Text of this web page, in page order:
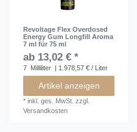
Revoltage Flex Overdosed
Energy Gum Longfill Aroma
7 ml für 75 ml
ab 13,02 € *
7 Milliliter | 1.978,57 € / Liter
Artikel anzeigen
*inkl. ges. MwSt. zzgl.
Versandkosten